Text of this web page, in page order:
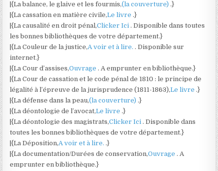
|{La balance, le glaive et les fourmis,(la couverture).}
|{La cassation en matière civile,Le livre.}
|{La causalité en droit pénal,Clicker Ici. Disponible dans toutes
les bonnes bibliothèques de votre département.}
|{La Couleur de la justice,A voir et à lire.. Disponible sur
internet.}
|{La Cour d’assises,Ouvrage. A emprunter en bibliothèque.}
|{La Cour de cassation et le code pénal de 1810 : le principe de
légalité à l’épreuve de la jurisprudence (1811-1863),Le livre.}
|{La défense dans la peau,(la couverture).}
|{La déontologie de l’avocat,Le livre.}
|{La déontologie des magistrats,Clicker Ici. Disponible dans
toutes les bonnes bibliothèques de votre département.}
|{La Déposition,A voir et à lire..}
|{La documentation/Durées de conservation,Ouvrage. A
emprunter en bibliothèque.}